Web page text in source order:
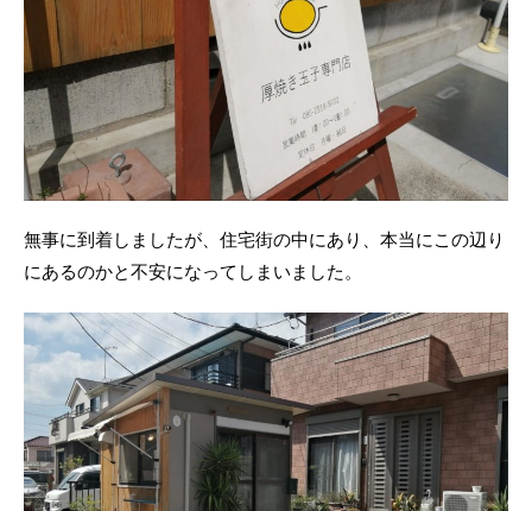
無事に到着しましたが、住宅街の中にあり、本当にこの辺り
にあるのかと不安になってしまいました。